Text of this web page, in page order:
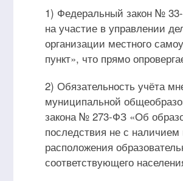
1) Федеральный закон № 33-
на участие в управлении
организации местного
пункт», что прямо
2) Обязательность учёта
муниципальной
закона № 273-ФЗ «Об
последствия не с
расположения
соответствующего